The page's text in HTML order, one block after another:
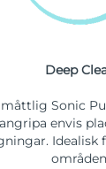
Deep
Sonic
envis
Idealisk